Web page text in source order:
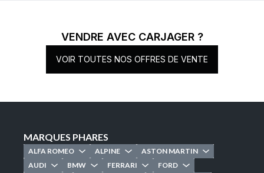
VENDRE AVEC CARJAGER ?
VOIR TOUTES NOS OFFRES DE VENTE
MARQUES PHARES
ALFA ROMEO ALPINE
ASTON MARTIN
AUDI
BMW FERRARI
FORD